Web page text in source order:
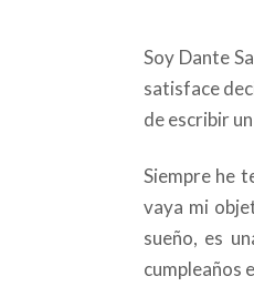
Soy Dante
satisface
de escribir
Siempre he
vaya mi
sueño, es
cumpleaños